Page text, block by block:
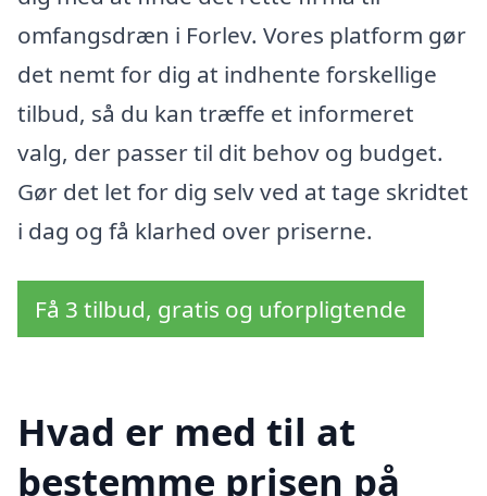
omfangsdræn i Forlev. Vores platform gør
det nemt for dig at indhente forskellige
tilbud, så du kan træffe et informeret
valg, der passer til dit behov og budget.
Gør det let for dig selv ved at tage skridtet
i dag og få klarhed over priserne.
Få 3 tilbud, gratis og uforpligtende
Hvad er med til at
bestemme prisen på